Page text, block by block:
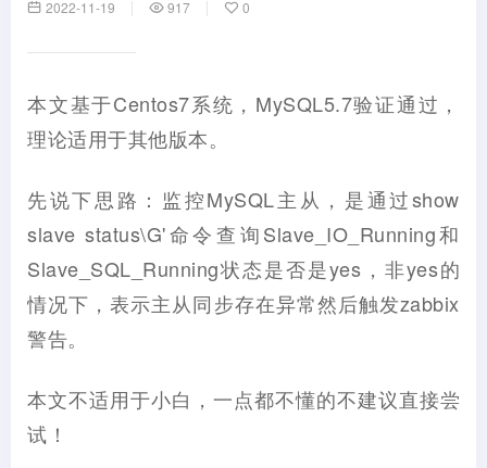
2022-11-19 917 0
本文基于Centos7系统，MySQL5.7验证通过，
理论适用于其他版本。
先说下思路：监控MySQL主从，是通过show
slave status\G'命令查询Slave_IO_Running和
Slave_SQL_Running状态是否是yes，非yes的
情况下，表示主从同步存在异常然后触发zabbix
警告。
本文不适用于小白，一点都不懂的不建议直接尝
试！